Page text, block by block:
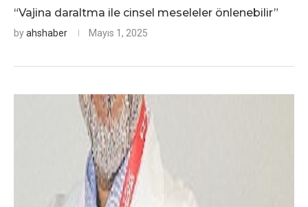
“Vajina daraltma ile cinsel meseleler önlenebilir”
byahshaber Mayıs 1, 2025